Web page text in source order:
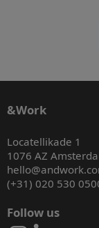
&Work
Locatellikade 1
1076 AZ
(+31) 020 530
Follow us